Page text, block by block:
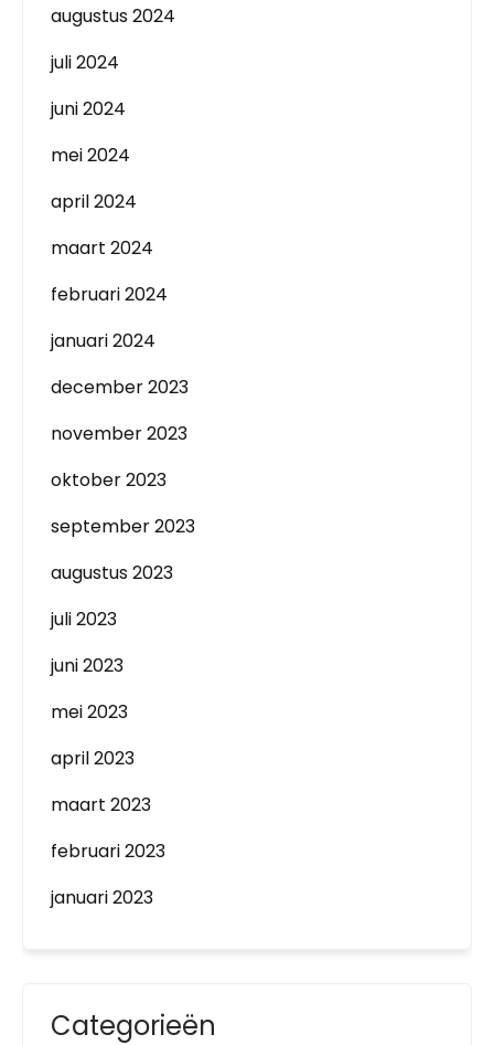
augustus 2024
juli 2024
juni 2024
mei 2024
april 2024
maart 2024
februari 2024
januari 2024
december 2023
november 2023
oktober 2023
september 2023
augustus 2023
juli 2023
juni 2023
mei 2023
april 2023
maart 2023
februari 2023
januari 2023
Categorieën